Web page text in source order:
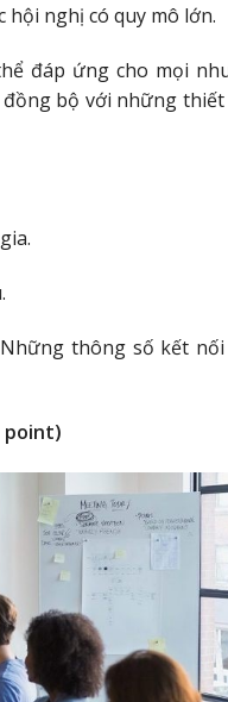
hội nghị có quy mô lớn.
đáp ứng cho mọi
bộ với những
thông số kết
point)